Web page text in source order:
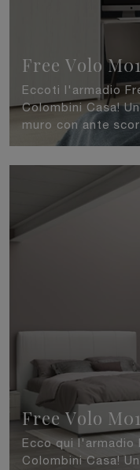
Free Volo
Eccoti l'armadio
Colombini Casa!
muro con ante
Free Volo
Ecco qui l'armadio
Colombini Casa!